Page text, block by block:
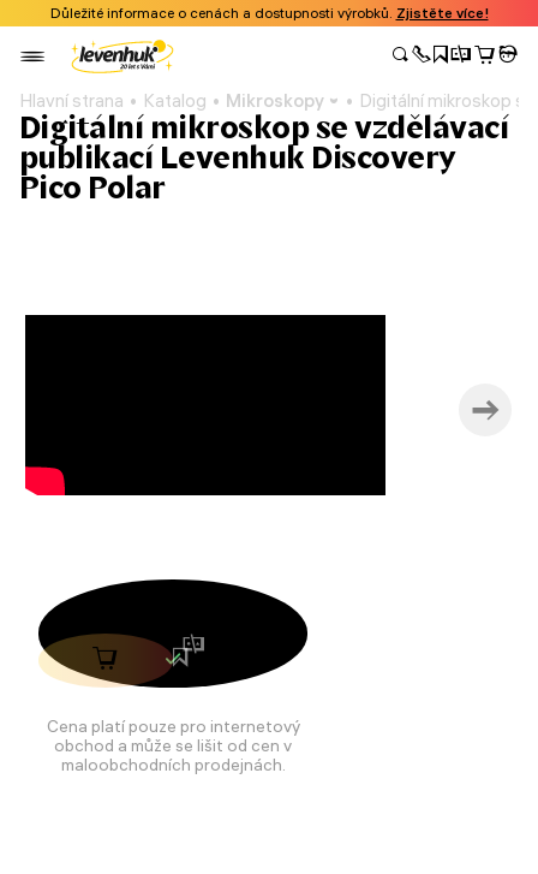
Důležité informace o cenách a dostupnosti výrobků. Zjistěte více!
Hlavní strana Katalog Mikroskopy Digitální mikroskop
Digitální mikroskop se vzdělávací
publikací Levenhuk Discovery
Pico Polar
Cena platí pouze pro internetový
obchod a může se lišit od cen v
maloobchodních prodejnách.